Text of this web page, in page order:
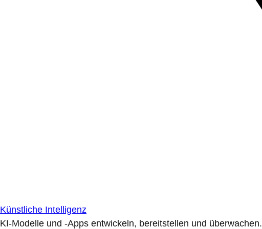
Künstliche Intelligenz
KI-Modelle und -Apps entwickeln, bereitstellen und überwachen.